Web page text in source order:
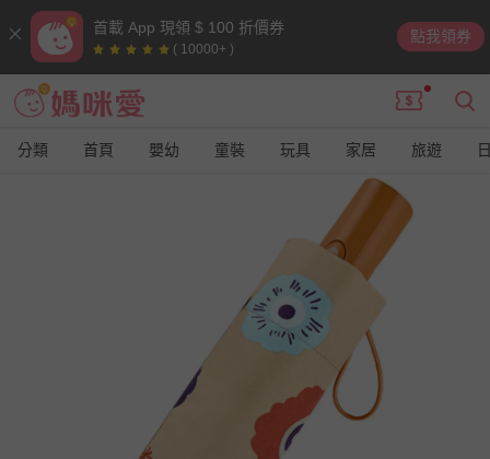
首載 App 現領 $ 100 折價券
( 10000+ )
點我領券
分類 首頁 嬰幼 童裝 玩具 家居 旅遊